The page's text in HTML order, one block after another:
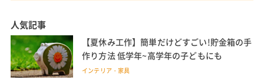
人気記事
【夏休み工作】簡単だけどすごい!貯金箱の手
作り方法 低学年~高学年の子どもにも
インテリア・家具